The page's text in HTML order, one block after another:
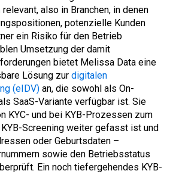
also in Branchen, in denen
potenzielle Kunden
ein Risiko für den Betrieb
Umsetzung der damit
bietet Melissa Data eine
Lösung zur digitalen
(eIDV) an, die sowohl als On-
SaaS-Variante verfügbar ist. Sie
KYC- und bei KYB-Prozessen zum
Screening weiter gefasst ist und
oder Geburtsdaten –
sowie den Betriebsstatus
Ein noch tiefergehendes KYB-